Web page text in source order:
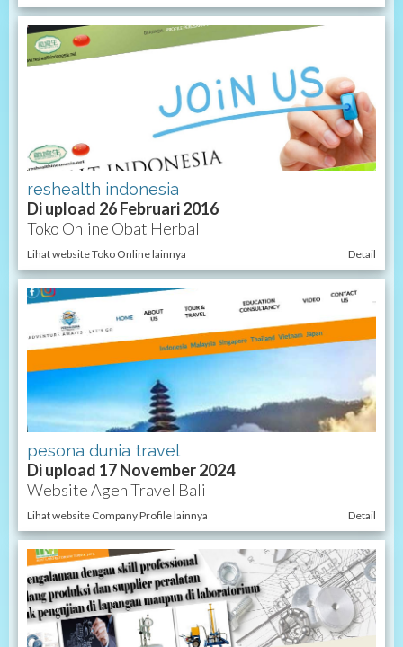
reshealth indonesia
Di upload 26 Februari 2016
Toko Online Obat Herbal
Lihat website Toko Online lainnya Detail
pesona dunia travel
Di upload 17 November 2024
Website Agen Travel Bali
Lihat website Company Profile lainnya Detail